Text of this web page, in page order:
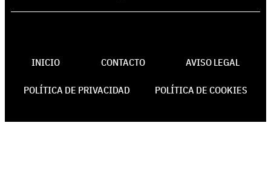
INICIO CONTACTO AVISO LEGAL
POLÍTICA DE PRIVACIDAD POLÍTICA DE COOKIES